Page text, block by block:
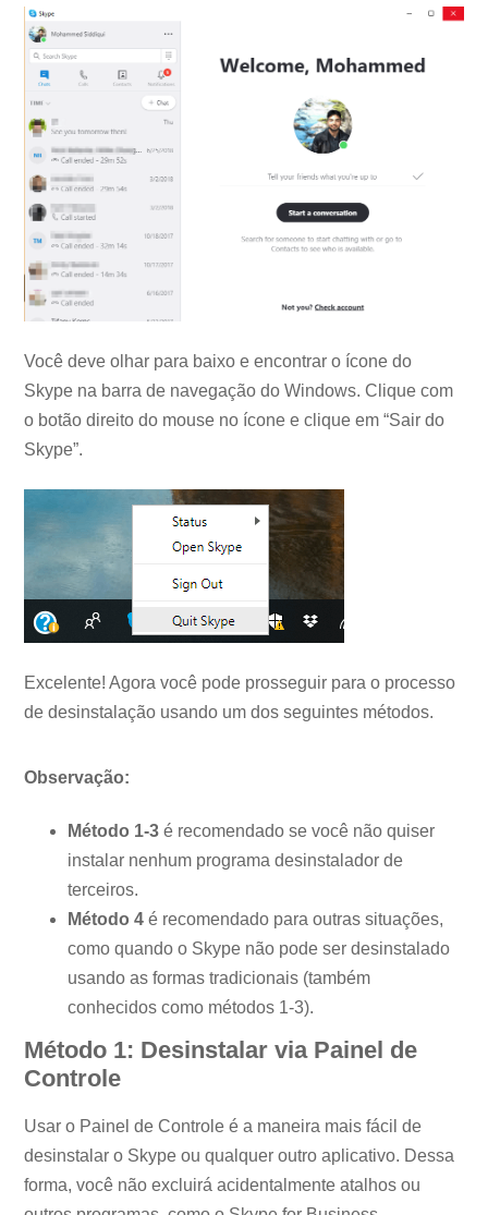
Você deve olhar para baixo e encontrar o ícone do
Skype na barra de navegação do Windows. Clique com
o botão direito do mouse no ícone e clique em “Sair do
Skype”.
Excelente! Agora você pode prosseguir para o processo
de desinstalação usando um dos seguintes métodos.
Observação:
Método 1-3 é recomendado se você não quiser
instalar nenhum programa desinstalador de
terceiros.
Método 4 é recomendado para outras situações,
como quando o Skype não pode ser desinstalado
usando as formas tradicionais (também
conhecidos como métodos 1-3).
Método 1: Desinstalar via Painel de
Controle
Usar o Painel de Controle é a maneira mais fácil de
desinstalar o Skype ou qualquer outro aplicativo. Dessa
forma, você não excluirá acidentalmente atalhos ou